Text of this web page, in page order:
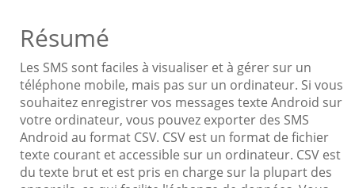
Résumé
Les SMS sont faciles à visualiser et à gérer sur un
téléphone mobile, mais pas sur un ordinateur. Si vous
souhaitez enregistrer vos messages texte Android sur
votre ordinateur, vous pouvez exporter des SMS
Android au format CSV. CSV est un format de fichier
texte courant et accessible sur un ordinateur. CSV est
du texte brut et est pris en charge sur la plupart des